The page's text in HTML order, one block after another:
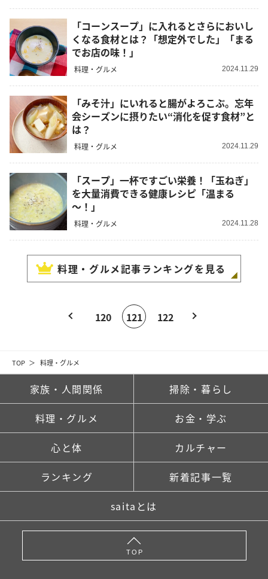
TOP 料理・グルメ
「コーンスープ」に入れるとさらにおいし
くなる食材とは？「想定外でした」「まる
でお店の味！」
料理・グルメ 2024.11.29
「みそ汁」にいれると腸がよろこぶ。忘年
会シーズンに摂りたい“消化を促す食材”と
は？
料理・グルメ 2024.11.29
「スープ」一杯ですごい栄養！「玉ねぎ」
を大量消費できる健康レシピ「温まる
～！」
料理・グルメ 2024.11.28
料理・グルメ記事ランキングを見る
120 121 122
家族・人間関係 掃除・暮らし
料理・グルメ お金・学ぶ
心と体 カルチャー
ランキング 新着記事一覧
saitaとは
TOP